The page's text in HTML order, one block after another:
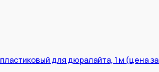
для дюралайта, 1 м (цена за